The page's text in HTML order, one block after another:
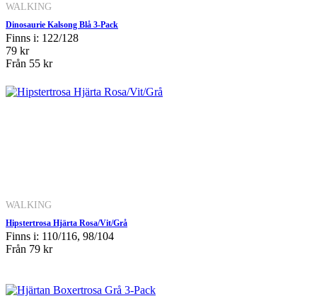
WALKING
Dinosaurie Kalsong Blå 3-Pack
Finns i: 122/128
79 kr
Från 55 kr
WALKING
Hipstertrosa Hjärta Rosa/Vit/Grå
Finns i: 110/116, 98/104
Från 79 kr